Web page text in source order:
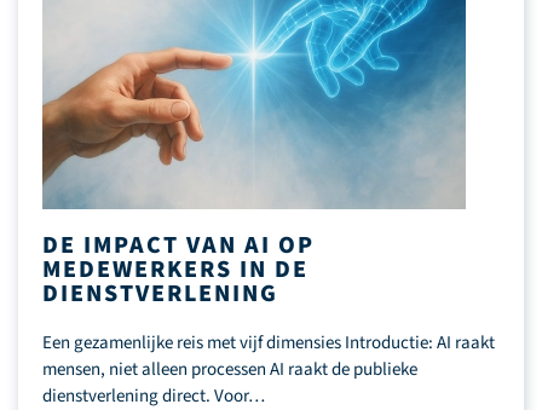
DE IMPACT VAN AI OP
MEDEWERKERS IN DE
DIENSTVERLENING
Een gezamenlijke reis met vijf dimensies Introductie: AI raakt
mensen, niet alleen processen AI raakt de publieke
dienstverlening direct. Voor…